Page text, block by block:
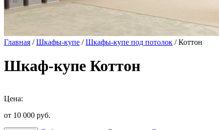
Главная /Шкафы-купе /Шкафы-купе под потолок / Коттон
Шкаф-купе Коттон
Цена:
от 10 000 руб.